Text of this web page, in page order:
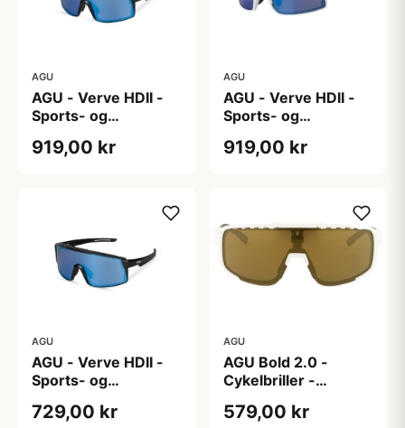
AGU
AGU - Verve HDII -
Sports- og
linser - Crystal
919,00 kr
AGU
AGU - Verve HDII -
Sports- og
linser - Mat Hvid
919,00 kr
AGU
AGU - Verve HDII -
Sports- og
linser - Mat Sort/Gul
729,00 kr
AGU
AGU Bold 2.0 -
Cykelbriller -
579,00 kr